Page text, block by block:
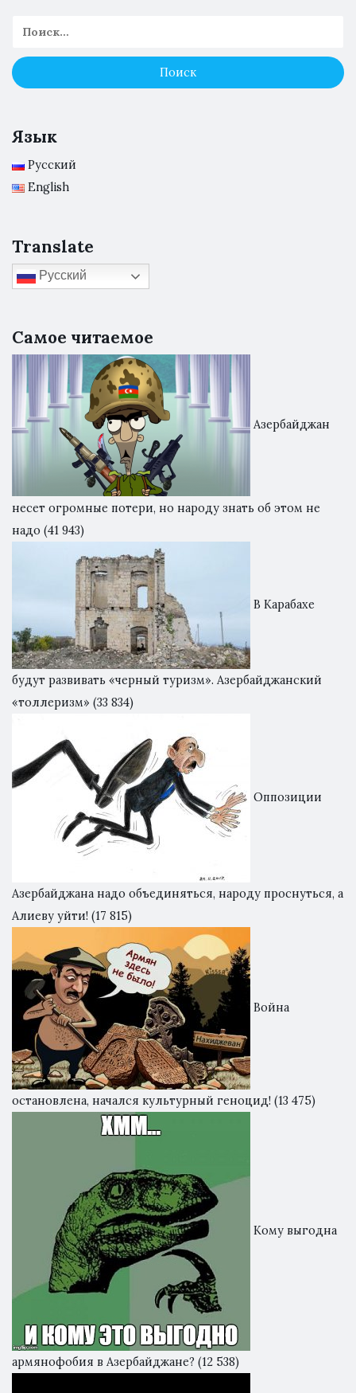
Язык
Русский
English
Translate
Русский
Самое читаемое
Азербайджан
несет огромные потери, но народу знать об этом не
надо (41 943)
В Карабахе
будут развивать «черный туризм». Азербайджанский
«толлеризм» (33 834)
Оппозиции
Азербайджана надо объединяться, народу проснуться, а
Алиеву уйти! (17 815)
Война
остановлена, начался культурный геноцид! (13 475)
Кому выгодна
армянофобия в Азербайджане? (12 538)